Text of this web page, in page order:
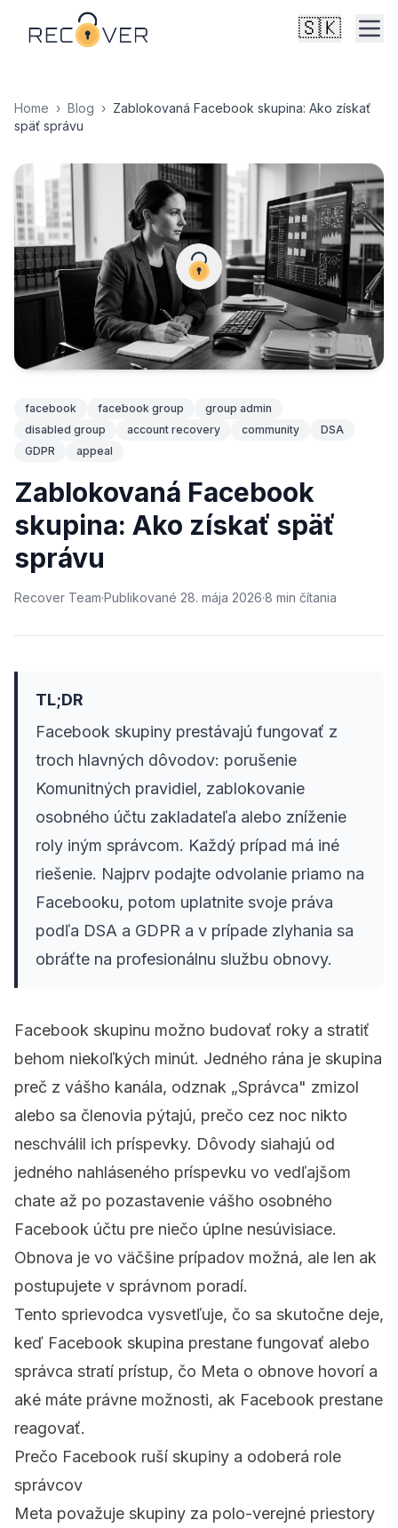
🇸🇰
Home › Blog › Zablokovaná Facebook skupina: Ako získať
späť správu
facebook facebook group
group admin
disabled group
account recovery community
DSA
GDPR
appeal
Zablokovaná Facebook
skupina: Ako získať späť
správu
Recover Team·Publikované 28. mája 2026·8 min čítania
TL;DR
Facebook skupiny prestávajú fungovať z
troch hlavných dôvodov: porušenie
Komunitných pravidiel, zablokovanie
osobného účtu zakladateľa alebo zníženie
roly iným správcom. Každý prípad má iné
riešenie. Najprv podajte odvolanie priamo na
Facebooku, potom uplatnite svoje práva
podľa DSA a GDPR a v prípade zlyhania sa
obráťte na profesionálnu službu obnovy.
Facebook skupinu možno budovať roky a stratiť
behom niekoľkých minút. Jedného rána je skupina
preč z vášho kanála, odznak „Správca" zmizol
alebo sa členovia pýtajú, prečo cez noc nikto
neschválil ich príspevky. Dôvody siahajú od
jedného nahláseného príspevku vo vedľajšom
chate až po pozastavenie vášho osobného
Facebook účtu pre niečo úplne nesúvisiace.
Obnova je vo väčšine prípadov možná, ale len ak
postupujete v správnom poradí.
Tento sprievodca vysvetľuje, čo sa skutočne deje,
keď Facebook skupina prestane fungovať alebo
správca stratí prístup, čo Meta o obnove hovorí a
aké máte právne možnosti, ak Facebook prestane
reagovať.
Prečo Facebook ruší skupiny a odoberá role
správcov
Meta považuje skupiny za polo-verejné priestory